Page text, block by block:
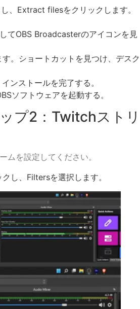
、Extract filesをクリックします。
てOBS Broadcasterのアイコンを見
。ショートカットを見つけ、デスク
ンストールを完了する。
ソフトウェアを起動する。
プ2：Twitchストリ
ムを設定してください。
し、Filtersを選択します。